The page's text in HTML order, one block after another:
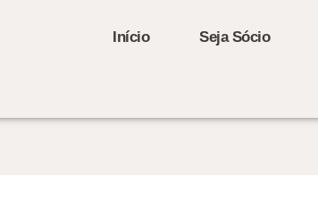
Início Seja Sócio